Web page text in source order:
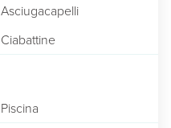
Asciugacapelli
Ciabattine
Piscina